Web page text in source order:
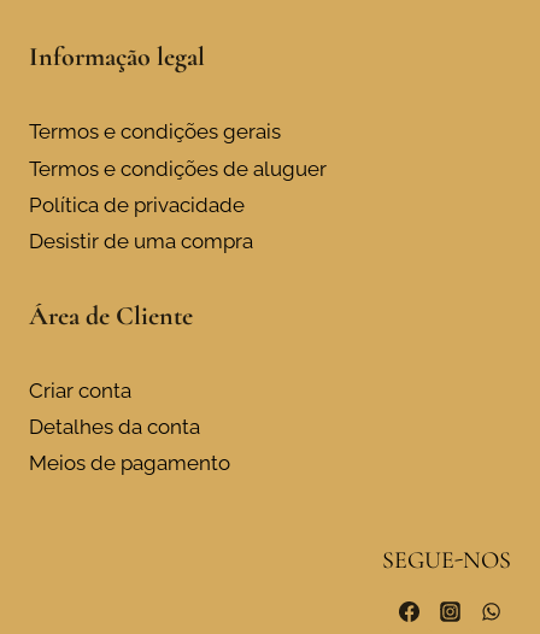
Informação legal
Termos e condições gerais
Termos e condições de aluguer
Política de privacidade
Desistir de uma compra
Área de Cliente
Criar conta
Detalhes da conta
Meios de pagamento
SEGUE-NOS